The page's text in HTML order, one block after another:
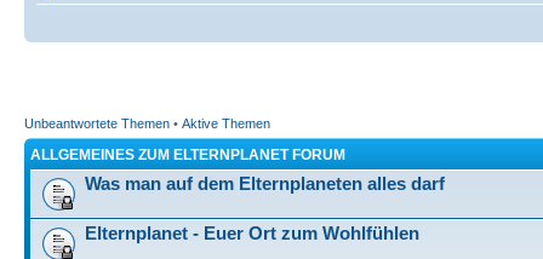
Unbeantwortete Themen • Aktive Themen
ALLGEMEINES ZUM ELTERNPLANET FORUM
Was man auf dem Elternplaneten alles darf
Elternplanet - Euer Ort zum Wohlfühlen